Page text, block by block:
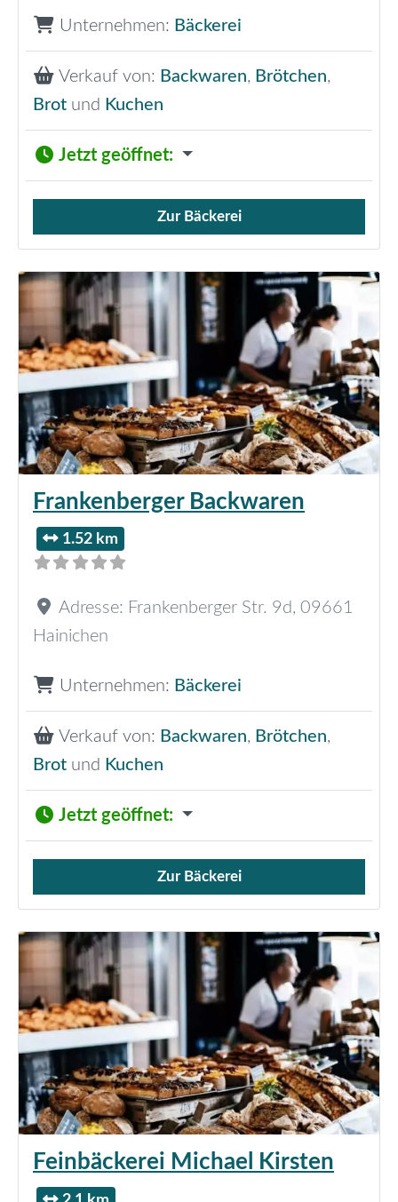
Unternehmen: Bäckerei
Verkauf von: Backwaren, Brötchen,
Brot und Kuchen
Jetzt geöffnet:
Verkauf von Brötchen,
Zur Bäckerei
Frankenberger Backwaren
1.52 km
Adresse: Frankenberger Str. 9d, 09661
Hainichen
Unternehmen: Bäckerei
Verkauf von: Backwaren, Brötchen,
Brot und Kuchen
Jetzt geöffnet:
Verkauf von Brötchen,
Zur Bäckerei
Feinbäckerei Michael Kirsten